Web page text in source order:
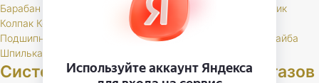
Барабан Гайка Держатель
Золотник
Колпак Колпачок Кронштейн
Маслоотражатель
Подшипник
Сальник Стержень
Шайба
Шпилька
Система выпуска отработавших газов